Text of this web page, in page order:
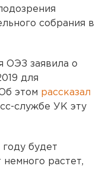
собрания в
ОЭЗ заявила о
для
этом рассказал
службе УК эту
будет
растет,